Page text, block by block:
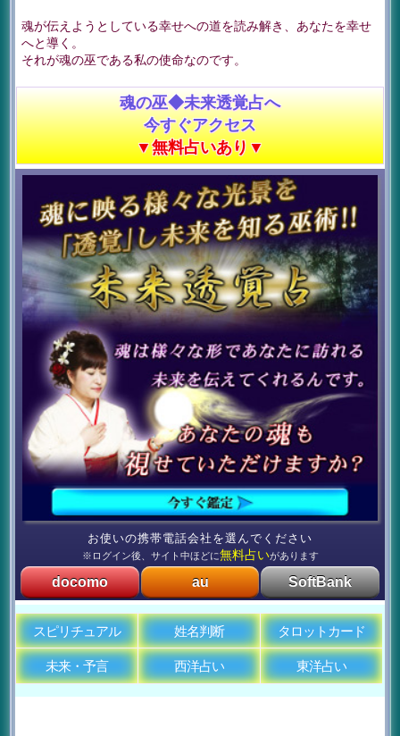
魂が伝えようとしている幸せへの道を読み解き、あなたを幸せ
へと導く。
それが魂の巫である私の使命なのです。
魂の巫◆未来透覚占へ
今すぐアクセス
▼無料占いあり▼
お使いの携帯電話会社を選んでください
※ログイン後、サイト中ほどに無料占いがあります
docomo au SoftBank
スピリチュアル 姓名判断 タロットカード
未来・予言 西洋占い 東洋占い